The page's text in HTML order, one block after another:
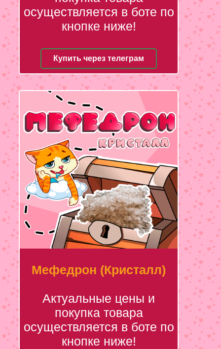
осуществляется в боте по
кнопке ниже!
Купить через телеграм
Мефедрон (Кристалл)
Актуальные цены и
покупка товара
осуществляется в боте по
кнопке ниже!